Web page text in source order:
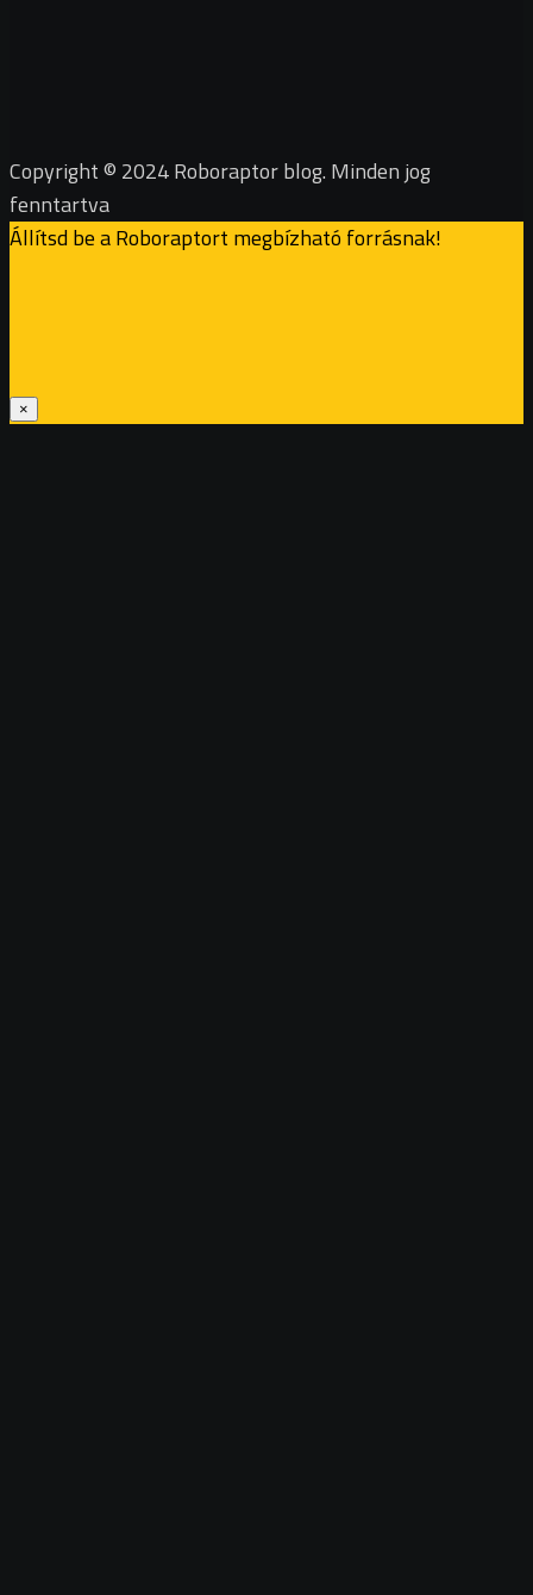
Copyright © 2024 Roboraptor blog. Minden jog
fenntartva
Állítsd be a Roboraptort megbízható forrásnak!
×